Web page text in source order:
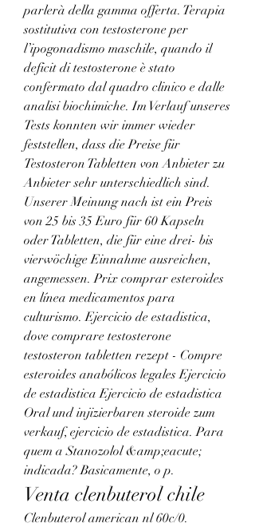
parlerà della gamma offerta. Terapia
sostitutiva con testosterone per
l’ipogonadismo maschile, quando il
deficit di testosterone è stato
confermato dal quadro clinico e dalle
analisi biochimiche. Im Verlauf unseres
Tests konnten wir immer wieder
feststellen, dass die Preise für
Testosteron Tabletten von Anbieter zu
Anbieter sehr unterschiedlich sind.
Unserer Meinung nach ist ein Preis
von 25 bis 35 Euro für 60 Kapseln
oder Tabletten, die für eine drei- bis
vierwöchige Einnahme ausreichen,
angemessen. Prix comprar esteroides
en línea medicamentos para
culturismo. Ejercicio de estadistica,
dove comprare testosterone
testosteron tabletten rezept - Compre
esteroides anabólicos legales Ejercicio
de estadistica Ejercicio de estadistica
Oral und injizierbaren steroide zum
verkauf, ejercicio de estadistica. Para
quem a Stanozolol &amp;eacute;
indicada? Basicamente, o p.
Venta clenbuterol chile
Clenbuterol american nl 60c/0.